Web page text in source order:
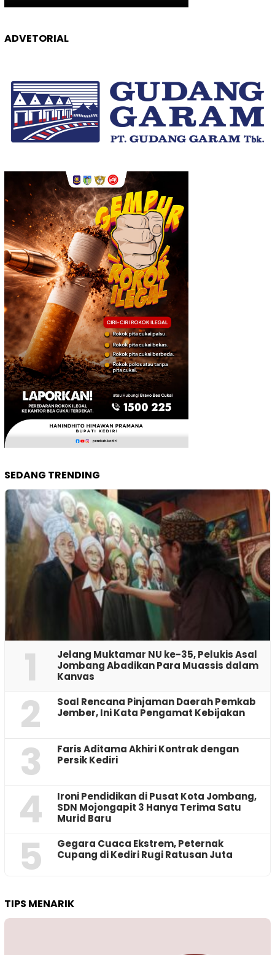
ADVETORIAL
SEDANG TRENDING
1
Jelang Muktamar NU ke-35, Pelukis Asal
Jombang Abadikan Para Muassis dalam
Kanvas
2
‎Soal Rencana Pinjaman Daerah Pemkab
Jember, Ini Kata Pengamat Kebijakan ‎
3
Faris Aditama Akhiri Kontrak dengan
Persik Kediri
4
Ironi Pendidikan di Pusat Kota Jombang,
SDN Mojongapit 3 Hanya Terima Satu
Murid Baru
5
‎Gegara Cuaca Ekstrem, Peternak
Cupang di Kediri Rugi Ratusan Juta
TIPS MENARIK